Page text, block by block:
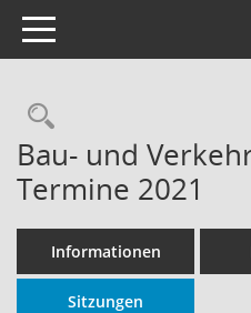
Toggle navigation
Bau- und
Termine 2021
Informationen
Sitzungen